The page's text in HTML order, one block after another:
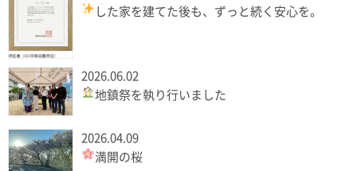
した家を建てた後も、ずっと続く安心を。
2026.06.02
地鎮祭を執り行いました
2026.04.09
満開の桜